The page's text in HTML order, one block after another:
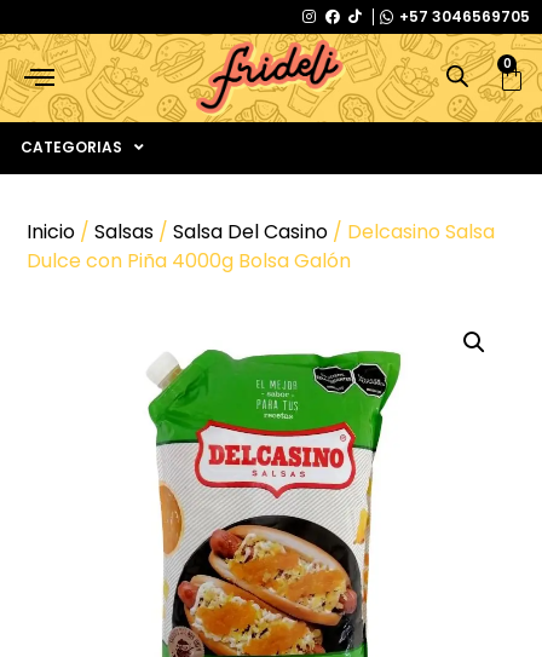
+57 3046569705
0
CATEGORIAS
Inicio /Salsas /Salsa Del Casino / Delcasino Salsa
Dulce con Piña 4000g Bolsa Galón